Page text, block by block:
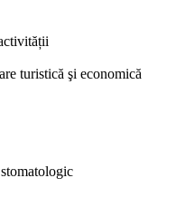
turistică şi economică